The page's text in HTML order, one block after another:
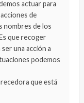
actuar para
de
nombres de los
que recoger
una acción a
podemos
que está